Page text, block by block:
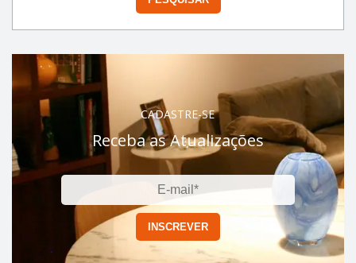
CADASTRE-SE
Receba as Atualizações